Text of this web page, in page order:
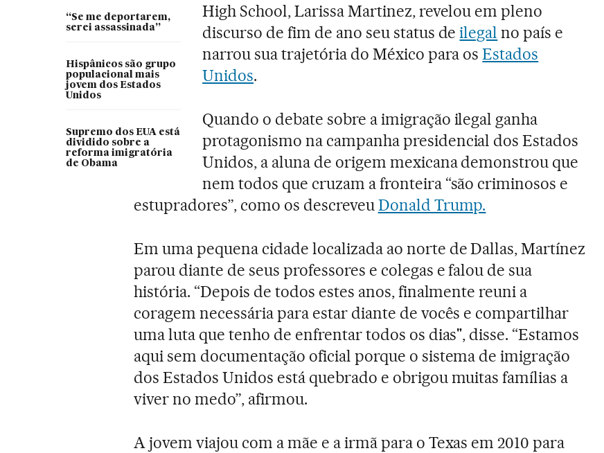
“Se me deportarem,
serei assassinada”
Hispânicos são grupo
populacional mais
jovem dos Estados
Unidos
Supremo dos EUA está
dividido sobre a
reforma imigratória
de Obama
High School, Larissa Martinez, revelou em pleno
discurso de fim de ano seu status deilegal no país e
narrou sua trajetória do México para osEstados
Unidos.
Quando o debate sobre a imigração ilegal ganha
protagonismo na campanha presidencial dos Estados
Unidos, a aluna de origem mexicana demonstrou que
nem todos que cruzam a fronteira “são criminosos e
estupradores”, como os descreveuDonald Trump.
Em uma pequena cidade localizada ao norte de Dallas, Martínez
parou diante de seus professores e colegas e falou de sua
história. “Depois de todos estes anos, finalmente reuni a
coragem necessária para estar diante de vocês e compartilhar
uma luta que tenho de enfrentar todos os dias", disse. “Estamos
aqui sem documentação oficial porque o sistema de imigração
dos Estados Unidos está quebrado e obrigou muitas famílias a
viver no medo”, afirmou.
A jovem viajou com a mãe e a irmã para o Texas em 2010 para